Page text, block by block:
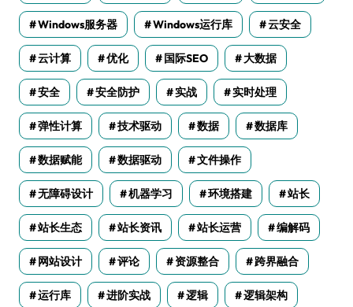
Windows服务器 Windows运行库 云安全
云计算 优化 国际SEO 大数据
安全 安全防护 实战 实时处理
弹性计算 技术驱动 数据 数据库
数据赋能 数据驱动 文件操作
无障碍设计 机器学习 环境搭建 站长
站长生态 站长资讯 站长运营 编解码
网站设计 评论 资源整合 跨界融合
运行库 进阶实战 逻辑 逻辑架构